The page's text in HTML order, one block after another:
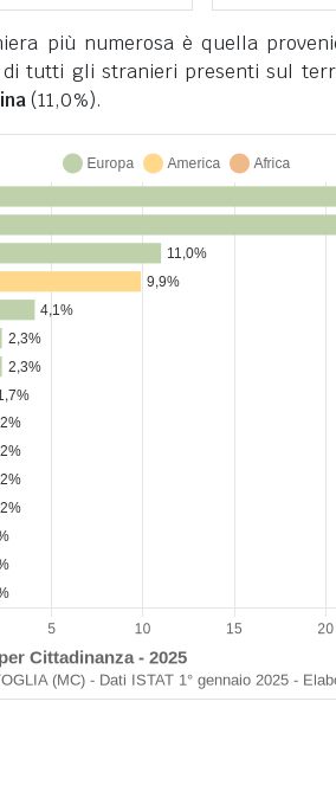
più numerosa è quella
di tutti gli stranieri presenti sul
(11,0%).